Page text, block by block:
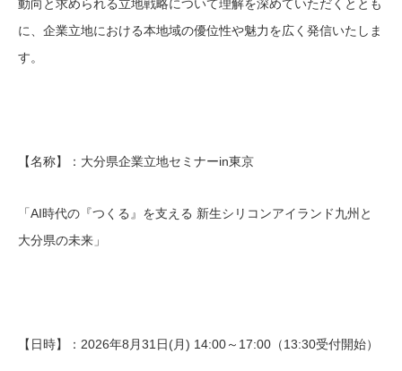
動向と求められる立地戦略について理解を深めていただくととも
に、企業立地における本地域の優位性や魅力を広く発信いたしま
す。
【名称】：大分県企業立地セミナーin東京
「AI時代の『つくる』を支える 新生シリコンアイランド九州と
大分県の未来」
【日時】：2026年8月31日(月) 14:00～17:00（13:30受付開始）